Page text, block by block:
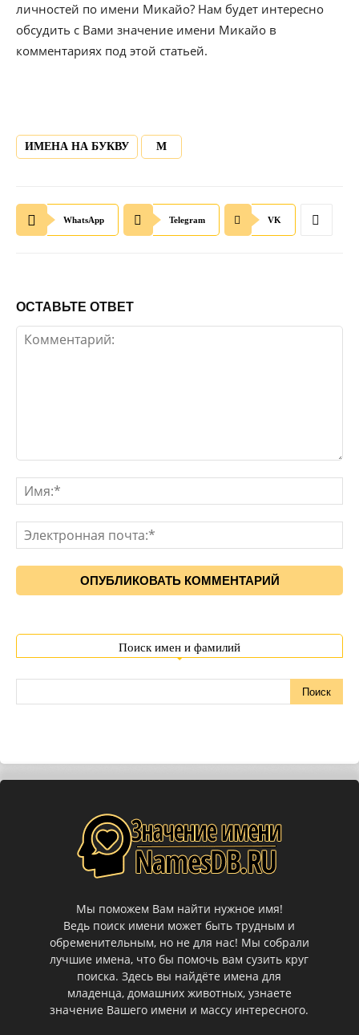
личностей по имени Микайо? Нам будет интересно
обсудить с Вами значение имени Микайо в
комментариях под этой статьей.
ИМЕНА НА БУКВУ М
WhatsApp Telegram VK
ОСТАВЬТЕ ОТВЕТ
Поиск имен и фамилий
Мы поможем Вам найти нужное имя!
Ведь поиск имени может быть трудным и
обременительным, но не для нас! Мы собрали
лучшие имена, что бы помочь вам сузить круг
поиска. Здесь вы найдёте имена для
младенца, домашних животных, узнаете
значение Вашего имени и массу интересного.